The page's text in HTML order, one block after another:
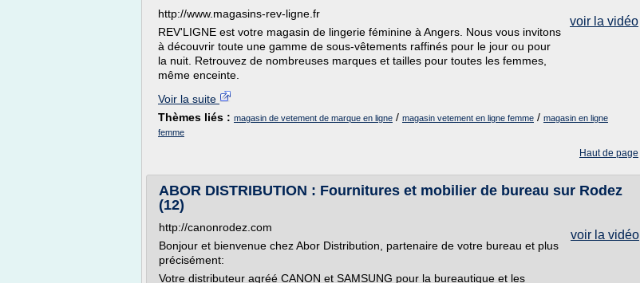
voir la vidéo
http://www.magasins-rev-ligne.fr
REV'LIGNE est votre magasin de lingerie féminine à Angers. Nous vous invitons
à découvrir toute une gamme de sous-vêtements raffinés pour le jour ou pour
la nuit. Retrouvez de nombreuses marques et tailles pour toutes les femmes,
même enceinte.
Voir la suite
Thèmes liés : magasin de vetement de marque en ligne / magasin vetement en ligne femme / magasin en ligne
femme
Haut de page
ABOR DISTRIBUTION : Fournitures et mobilier de bureau sur Rodez
(12)
voir la vidéo
http://canonrodez.com
Bonjour et bienvenue chez Abor Distribution, partenaire de votre bureau et plus
précisément:
Votre distributeur agréé CANON et SAMSUNG pour la bureautique et les